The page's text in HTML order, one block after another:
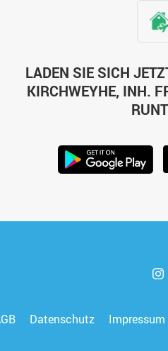
LADEN SIE SICH
KIRCHWEYHE, INH.
Datenschutz Impressum